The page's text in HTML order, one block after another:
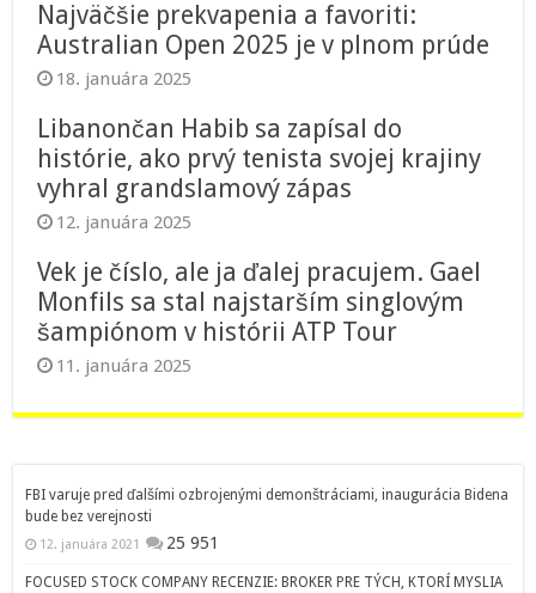
Najväčšie prekvapenia a favoriti:
Australian Open 2025 je v plnom prúde
18. januára 2025
Libanončan Habib sa zapísal do
histórie, ako prvý tenista svojej krajiny
vyhral grandslamový zápas
12. januára 2025
Vek je číslo, ale ja ďalej pracujem. Gael
Monfils sa stal najstarším singlovým
šampiónom v histórii ATP Tour
11. januára 2025
FBI varuje pred ďalšími ozbrojenými demonštráciami, inaugurácia Bidena
bude bez verejnosti
12. januára 2021 25 951
FOCUSED STOCK COMPANY RECENZIE: BROKER PRE TÝCH, KTORÍ MYSLIA